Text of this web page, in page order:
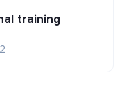
training